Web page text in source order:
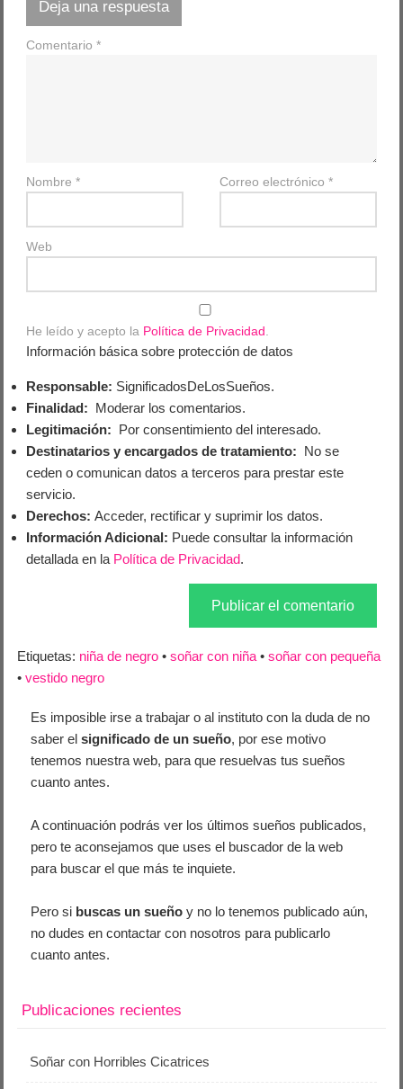
Deja una respuesta
Comentario*
Nombre* Correo electrónico *
Web
He leído y acepto la Política de Privacidad
Información básica sobre protección de datos
Responsable: SignificadosDeLosSueños.
Finalidad: Moderar los comentarios.
Legitimación: Por consentimiento del interesado.
Destinatarios y encargados de tratamiento: No se
ceden o comunican datos a terceros para prestar este
servicio.
Derechos: Acceder, rectificar y suprimir los datos.
Información Adicional: Puede consultar la información
detallada en la Política de Privacidad.
Etiquetas: niña de negro •soñar con niña •soñar con pequeña
•vestido negro
Es imposible irse a trabajar o al instituto con la duda de no
saber elsignificado de un sueño, por ese motivo
tenemos nuestra web, para que resuelvas tus sueños
cuanto antes.
A continuación podrás ver los últimos sueños publicados,
pero te aconsejamos que uses el buscador de la web
para buscar el que más te inquiete.
Pero si buscas un sueño y no lo tenemos publicado aún,
no dudes en contactar con nosotros para publicarlo
cuanto antes.
Publicaciones recientes
Soñar con Horribles Cicatrices